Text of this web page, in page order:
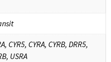
CYR5, CYRA, CYRB, DRR5,
USRA